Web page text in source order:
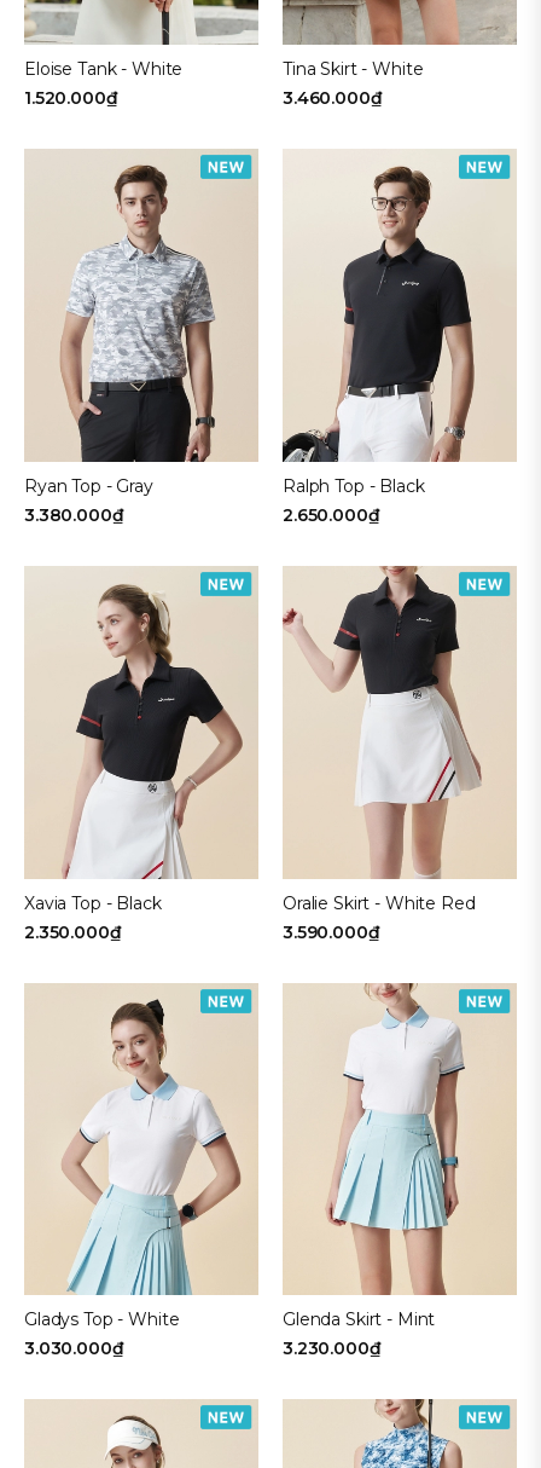
Eloise Tank - White
1.520.000₫
Tina Skirt - White
3.460.000₫
Ryan Top - Gray
3.380.000₫
Ralph Top - Black
2.650.000₫
Xavia Top - Black
2.350.000₫
Oralie Skirt - White Red
3.590.000₫
Gladys Top - White
3.030.000₫
Glenda Skirt - Mint
3.230.000₫